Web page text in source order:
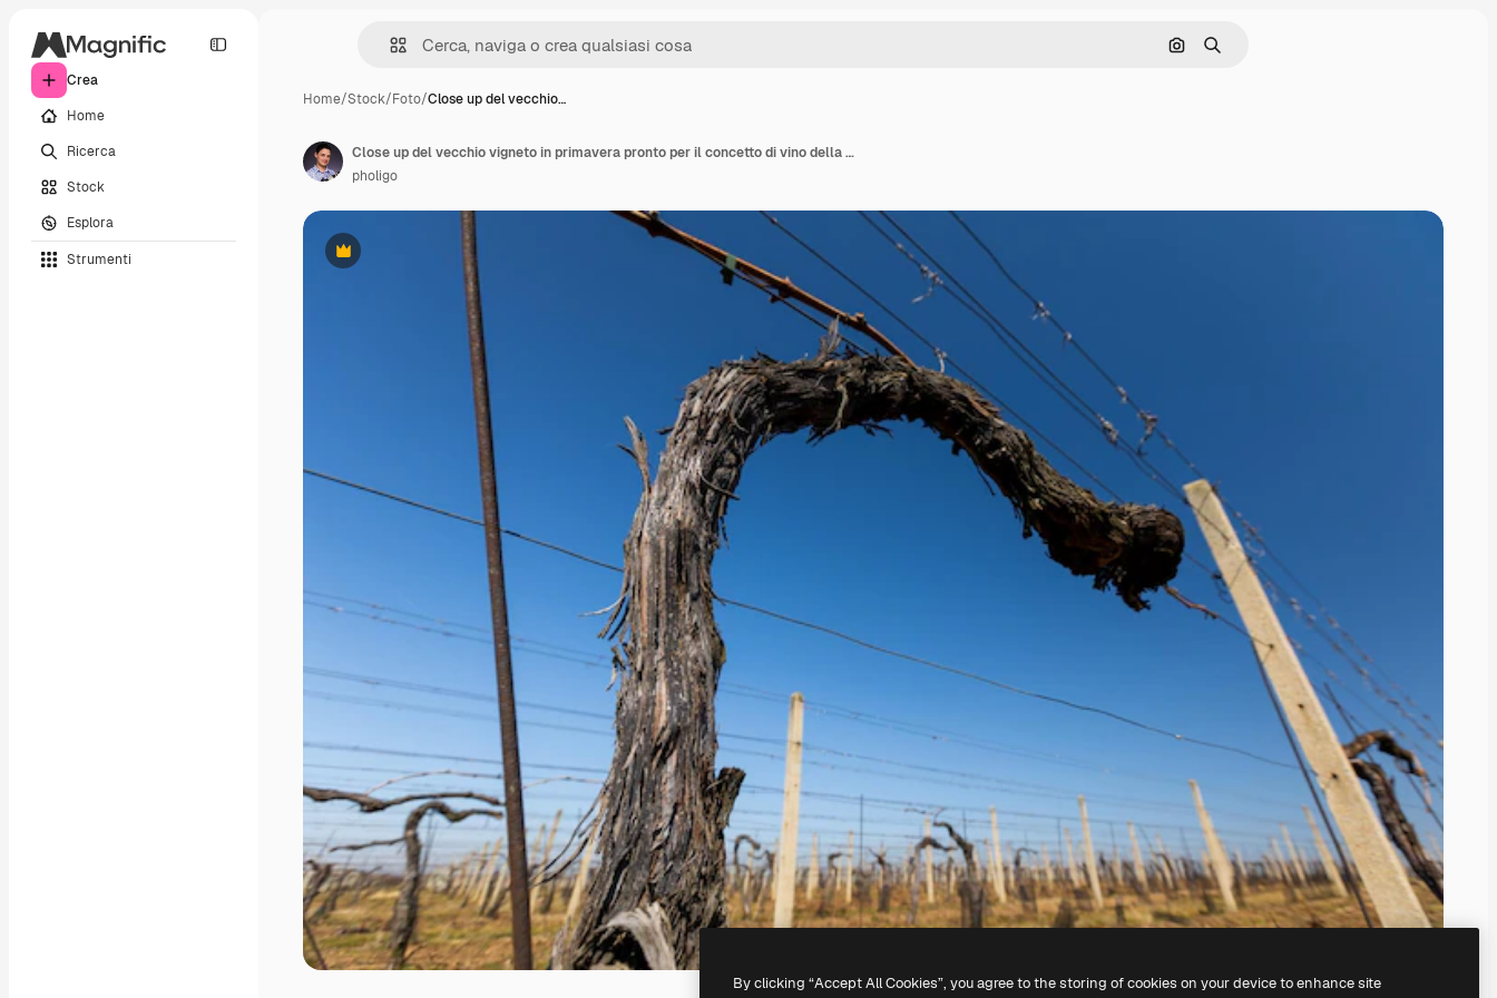
Crea
Home
Ricerca
Stock
Esplora
Strumenti
Cerca per immagine
Ricerca
Home/Stock/Foto/Close up del vecchio…
Premium
Close up del vecchio vigneto in primavera pronto per il concetto di vino della nuova stagione
pholigo
By clicking “Accept All Cookies”, you agree to the storing of cookies on your device to enhance site